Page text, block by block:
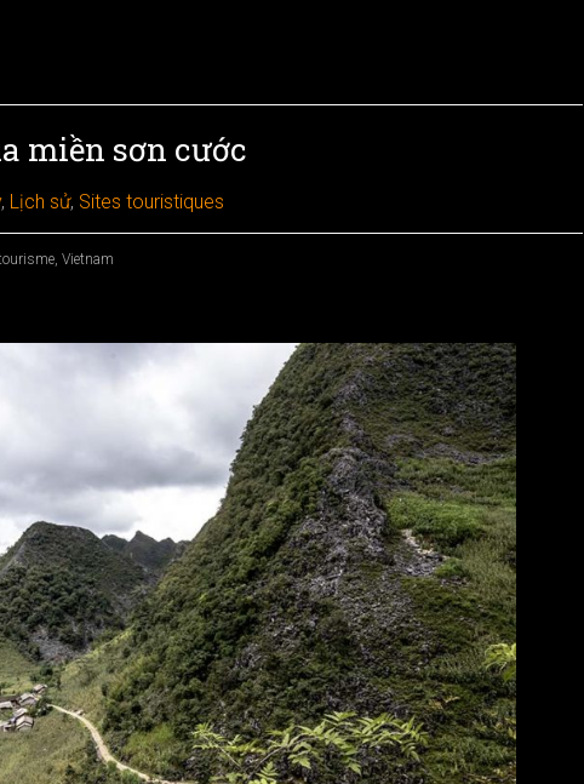
miền sơn cước
, Lịch sử, Sites touristiques
, Vietnam